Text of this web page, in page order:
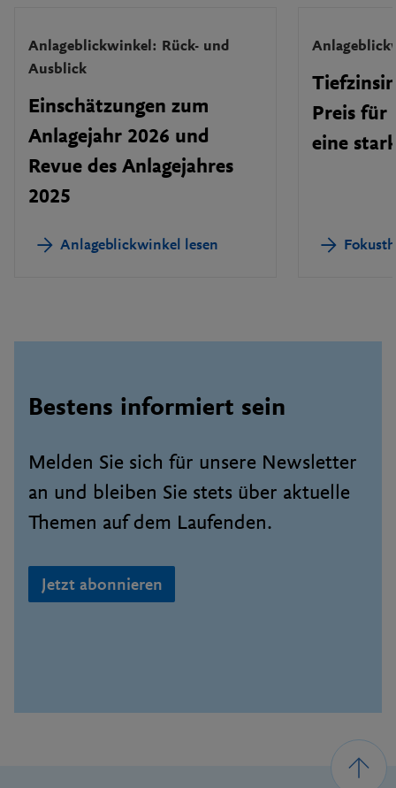
Anlageblickwinkel: Rück- und
Ausblick
Einschätzungen zum
Anlagejahr 2026 und
Revue des Anlagejahres
2025
Anlageblickwinkel lesen
Preis für
eine
Bestens informiert sein
Melden Sie sich für unsere Newsletter
an und bleiben Sie stets über aktuelle
Themen auf dem Laufenden.
Jetzt abonnieren